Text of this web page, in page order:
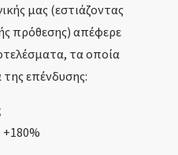
μας (εστιάζοντας
πρόθεσης) απέφερε
τα οποία
επένδυσης:
+180%